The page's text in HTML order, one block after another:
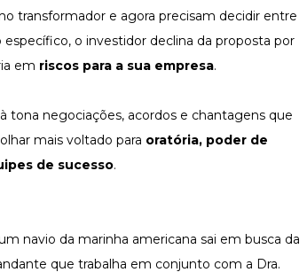
transformador e agora precisam decidir entre
o investidor declina da proposta por
em riscos para a sua empresa.
tona negociações, acordos e chantagens que
mais voltado para oratória, poder de
de sucesso.
navio da marinha americana sai em busca da
que trabalha em conjunto com a Dra.